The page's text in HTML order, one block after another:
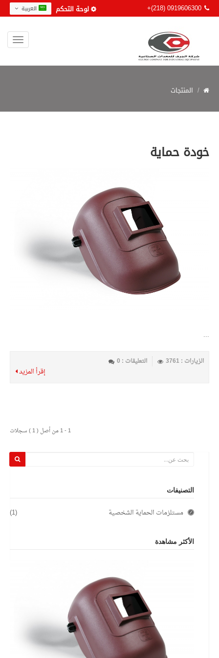
لوحة التحكم +(218) 0919606300
المنتجات
خودة حماية
...
الزيارات : 3761 التعليقات : 0
إقرأ المزيد
1 - 1 من أصل ( 1 ) سجلات
التصنيفات
مستلزمات الحماية الشخصية (1)
الأكثر مشاهدة